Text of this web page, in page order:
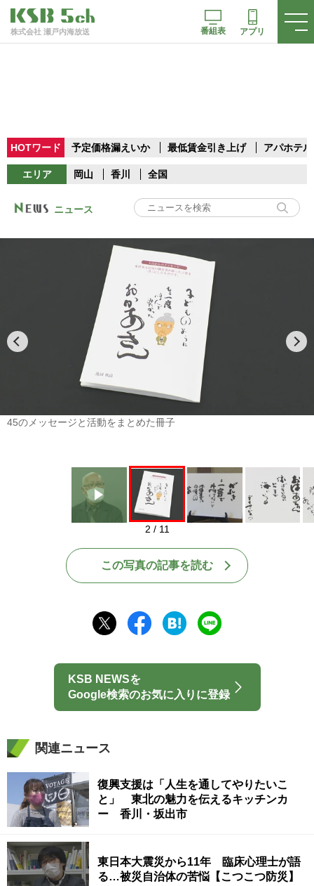
株式会社 瀬戸内海放送 番組表 アプリ
HOTワード 予定価格漏えいか 最低賃金引き上げ アパホテル
エリア 岡山 香川 全国
ニュース
Play
45のメッセージと活動をまとめた冊子
2 / 11
この写真の記事を読む
KSB NEWSを
Google検索のお気に入りに登録
関連ニュース
復興支援は「人生を通してやりたいこ
と」 東北の魅力を伝えるキッチンカ
ー 香川・坂出市
東日本大震災から11年 臨床心理士が語
る…被災自治体の苦悩【こつこつ防災】